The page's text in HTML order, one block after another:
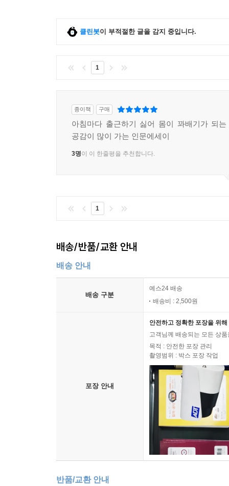
클린봇이 부적절한 글을 감지 중입니다.
1
종이책 구매
아침마다 출근하기 싫어 몸이 꽈배기가 되는
공감이 많이 가는 인문에세이
3명이 이 한줄평을 추천합니다.
1
배송/반품/교환 안내
배송 안내
배송 구분
예스24 배송
배송비 : 2,500원
포장 안내
안전하고 정확한 포장을 위
고객님께 배송되는 모든 상
목적 : 안전한 포장 관리
촬영범위 : 박스 포장 작업
반품/교환 안내